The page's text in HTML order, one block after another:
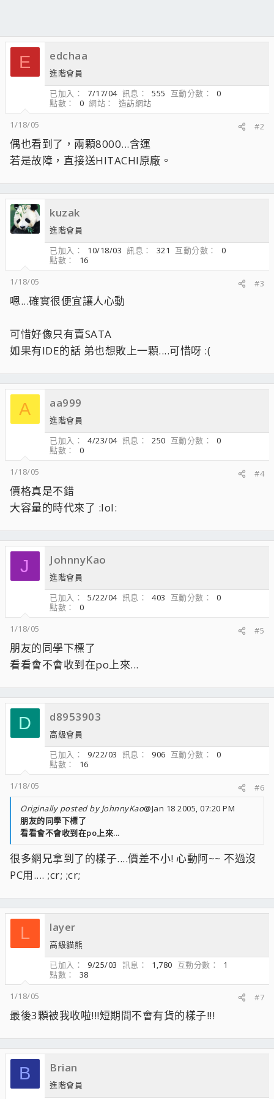
E edchaa
進階會員
已加入
7/17/04 訊息 555 互動分數
0
點數
0 網站
造訪網站
1/18/05
#2
偶也看到了，兩顆8000...含運
若是故障，直接送HITACHI原廠。
kuzak
進階會員
已加入
10/18/03 訊息 321 互動分數
0
點數
16
1/18/05
#3
嗯...確實很便宜讓人心動
可惜好像只有賣SATA
如果有IDE的話 弟也想敗上一顆....可惜呀 :(
A aa999
進階會員
已加入
4/23/04 訊息 250 互動分數
0
點數
0
1/18/05
#4
價格真是不錯
大容量的時代來了 :lol:
J JohnnyKao
進階會員
已加入
5/22/04 訊息 403 互動分數
0
點數
0
1/18/05
#5
朋友的同學下標了
看看會不會收到在po上來...
D d8953903
高級會員
已加入
9/22/03 訊息 906 互動分數
0
點數
16
1/18/05
#6
Originally posted by JohnnyKao@Jan 18 2005, 07:20 PM
朋友的同學下標了
看看會不會收到在po上來...
很多網兄拿到了的樣子....價差不小! 心動阿~~ 不過沒
PC用.... ;cr; ;cr;
L layer
高級貓熊
已加入
9/25/03 訊息 1,780 互動分數
1
點數
38
1/18/05
#7
最後3顆被我收啦!!!短期間不會有貨的樣子!!!
B Brian
進階會員